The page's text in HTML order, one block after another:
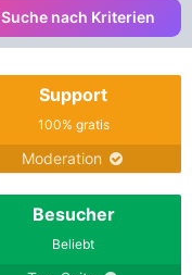
Suche nach Kriterien
Support
100% gratis
Moderation
Besucher
Beliebt